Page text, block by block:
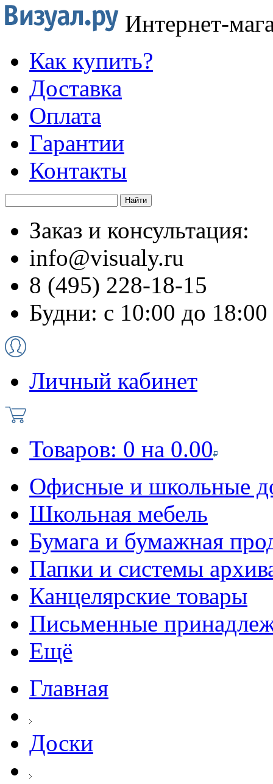
Интернет-
Как купить?
Доставка
Оплата
Гарантии
Контакты
Заказ и консультация:
info@visualy.ru
8 (495) 228-18-15
Будни: с 10:00 до 18:00
Личный кабинет
Товаров: 0 на 0.00
Офисные и школьные
Школьная мебель
Бумага и бумажная
Папки и системы
Канцелярские товары
Письменные
Ещё
Главная
Доски